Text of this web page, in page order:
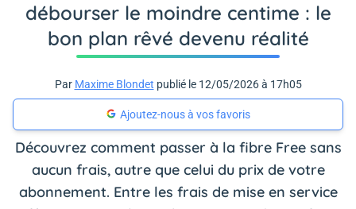
débourser le moindre centime : le
bon plan rêvé devenu réalité
Par Maxime Blondet publié le 12/05/2026 à 17h05
Ajoutez-nous à vos favoris
Découvrez comment passer à la fibre Free sans
aucun frais, autre que celui du prix de votre
abonnement. Entre les frais de mise en service